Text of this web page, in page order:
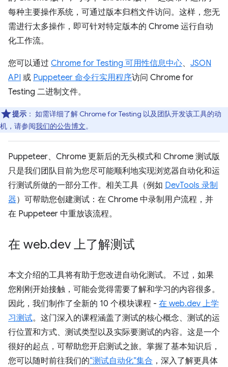
每种主要操作系统，可通过版本归档文件访问。这样，您无
需进行太多操作，即可针对特定版本的 Chrome 运行自动
化工作流。
您可以通过 Chrome for Testing 可用性信息中心、 JSON
API 或 Puppeteer 命令行实用程序访问 Chrome for
Testing 二进制文件。
提示 ： 如需详细了解 Chrome for Testing 以及团队开发该工具的动
机，请参阅我们的公告博文。
Puppeteer、Chrome 更新后的无头模式和 Chrome 测试版
只是我们团队目前为您尽可能顺利地实现浏览器自动化和运
行测试所做的一部分工作。相关工具（例如 DevTools 录制
器）可帮助您创建测试：在 Chrome 中录制用户流程，并
在 Puppeteer 中重放该流程。
在 web.dev 上了解测试
本文介绍的工具将有助于您改进自动化测试。 不过，如果
您刚刚开始接触，可能会觉得需要了解和学习的内容很多。
因此，我们制作了全新的 10 个模块课程 - 在 web.dev 上学
习测试。这门深入的课程涵盖了测试的核心概念、测试的运
行位置和方式、测试类型以及实际要测试的内容。这是一个
很好的起点，可帮助您开启测试之旅。掌握了基本知识后，
您可以随时前往我们的“测试自动化”集合 ，深入了解更具体